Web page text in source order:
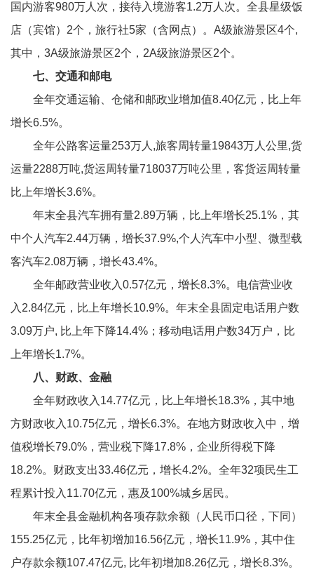
国内游客980万人次，接待入境游客1.2万人次。全县星级饭
店（宾馆）2个，旅行社5家（含网点）。A级旅游景区4个,
其中，3A级旅游景区2个，2A级旅游景区2个。
七、交通和邮电
全年交通运输、仓储和邮政业增加值8.40亿元，比上年
增长6.5%。
全年公路客运量253万人,旅客周转量19843万人公里,货
运量2288万吨,货运周转量718037万吨公里，客货运周转量
比上年增长3.6%。
年末全县汽车拥有量2.89万辆，比上年增长25.1%，其
中个人汽车2.44万辆，增长37.9%,个人汽车中小型、微型载
客汽车2.08万辆，增长43.4%。
全年邮政营业收入0.57亿元，增长8.3%。电信营业收
入2.84亿元，比上年增长10.9%。年末全县固定电话用户数
3.09万户, 比上年下降14.4%；移动电话用户数34万户，比
上年增长1.7%。
八、财政、金融
全年财政收入14.77亿元，比上年增长18.3%，其中地
方财政收入10.75亿元，增长6.3%。在地方财政收入中，增
值税增长79.0%，营业税下降17.8%，企业所得税下降
18.2%。财政支出33.46亿元，增长4.2%。全年32项民生工
程累计投入11.70亿元，惠及100%城乡居民。
年末全县金融机构各项存款余额（人民币口径，下同）
155.25亿元，比年初增加16.56亿元，增长11.9%，其中住
户存款余额107.47亿元, 比年初增加8.26亿元，增长8.3%。